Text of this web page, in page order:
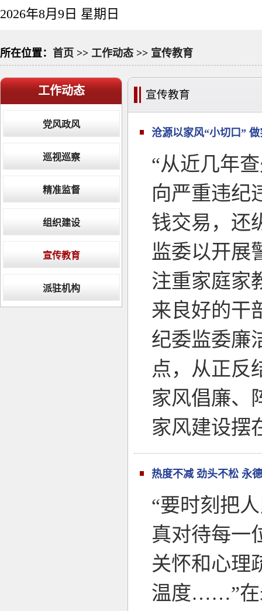
2026年8月9日 星期日
所在位置： 首页 >> 工作动态 >> 宣传教育
工作动态
党风政风
巡视巡察
精准监督
组织建设
宣传教育
派驻机构
宣传教育
沧源以家风“小切口”
“从近几年
向严重违纪
钱交易，还
监委以开展
注重家庭家
来良好的干
纪委监委廉
点，从正反
家风倡廉、
家风建设摆
热度不减 劲头不松 永
“要时刻把
真对待每一
关怀和心理
温度……”在